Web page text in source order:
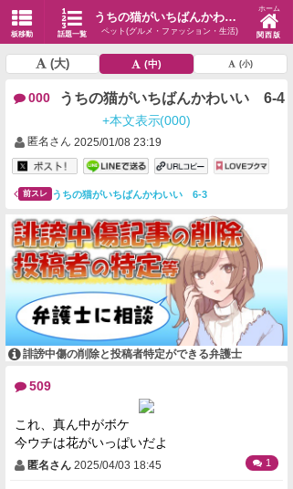
板移動 話題一覧
うちの猫がいちばんかわいい 6-4
ペット(グルメ・ファッション・生活)
ホーム
関西版
(大) (中) (小)
000 うちの猫がいちばんかわいい 6-4
+本文表示(000)
匿名さん 2025/01/08 23:19
前スレ うちの猫がいちばんかわいい 6-3
誹謗中傷の削除と投稿者特定ができる弁護士
509
これ、真ん中がボケ
今ウチは花がいっぱいだよ
匿名さん 2025/04/03 18:45 1